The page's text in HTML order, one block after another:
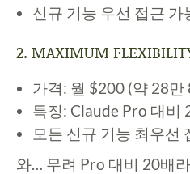
신규 기능 우선 접근 가
2. MAXIMUM
가격: 월 $200 (약 28만
특징: Claude Pro 대비
모든 신규 기능 최우선
와… 무려 Pro 대비 20배